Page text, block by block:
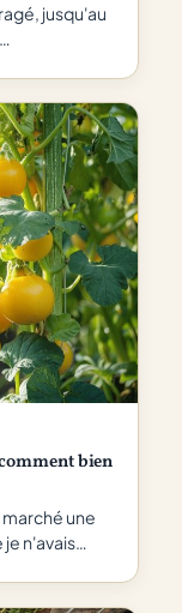
jusqu'au
bien
une
n'avais…